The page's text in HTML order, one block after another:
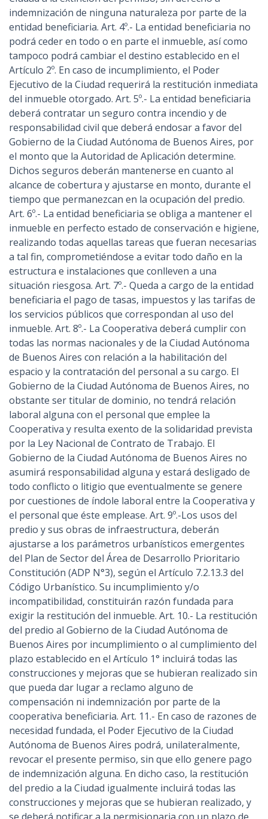
indemnización de ninguna naturaleza por parte de la
entidad beneficiaria. Art. 4º.- La entidad beneficiaria no
podrá ceder en todo o en parte el inmueble, así como
tampoco podrá cambiar el destino establecido en el
Artículo 2º. En caso de incumplimiento, el Poder
Ejecutivo de la Ciudad requerirá la restitución inmediata
del inmueble otorgado. Art. 5º.- La entidad beneficiaria
deberá contratar un seguro contra incendio y de
responsabilidad civil que deberá endosar a favor del
Gobierno de la Ciudad Autónoma de Buenos Aires, por
el monto que la Autoridad de Aplicación determine.
Dichos seguros deberán mantenerse en cuanto al
alcance de cobertura y ajustarse en monto, durante el
tiempo que permanezcan en la ocupación del predio.
Art. 6º.- La entidad beneficiaria se obliga a mantener el
inmueble en perfecto estado de conservación e higiene,
realizando todas aquellas tareas que fueran necesarias
a tal fin, comprometiéndose a evitar todo daño en la
estructura e instalaciones que conlleven a una
situación riesgosa. Art. 7º.- Queda a cargo de la entidad
beneficiaria el pago de tasas, impuestos y las tarifas de
los servicios públicos que correspondan al uso del
inmueble. Art. 8º.- La Cooperativa deberá cumplir con
todas las normas nacionales y de la Ciudad Autónoma
de Buenos Aires con relación a la habilitación del
espacio y la contratación del personal a su cargo. El
Gobierno de la Ciudad Autónoma de Buenos Aires, no
obstante ser titular de dominio, no tendrá relación
laboral alguna con el personal que emplee la
Cooperativa y resulta exento de la solidaridad prevista
por la Ley Nacional de Contrato de Trabajo. El
Gobierno de la Ciudad Autónoma de Buenos Aires no
asumirá responsabilidad alguna y estará desligado de
todo conflicto o litigio que eventualmente se genere
por cuestiones de índole laboral entre la Cooperativa y
el personal que éste emplease. Art. 9º.-Los usos del
predio y sus obras de infraestructura, deberán
ajustarse a los parámetros urbanísticos emergentes
del Plan de Sector del Área de Desarrollo Prioritario
Constitución (ADP N°3), según el Artículo 7.2.13.3 del
Código Urbanístico. Su incumplimiento y/o
incompatibilidad, constituirán razón fundada para
exigir la restitución del inmueble. Art. 10.- La restitución
del predio al Gobierno de la Ciudad Autónoma de
Buenos Aires por incumplimiento o al cumplimiento del
plazo establecido en el Artículo 1° incluirá todas las
construcciones y mejoras que se hubieran realizado sin
que pueda dar lugar a reclamo alguno de
compensación ni indemnización por parte de la
cooperativa beneficiaria. Art. 11.- En caso de razones de
necesidad fundada, el Poder Ejecutivo de la Ciudad
Autónoma de Buenos Aires podrá, unilateralmente,
revocar el presente permiso, sin que ello genere pago
de indemnización alguna. En dicho caso, la restitución
del predio a la Ciudad igualmente incluirá todas las
construcciones y mejoras que se hubieran realizado, y